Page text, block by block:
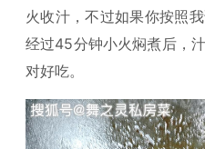
火收汁，不过如果你按照
经过45分钟小火焖煮后，
对好吃。